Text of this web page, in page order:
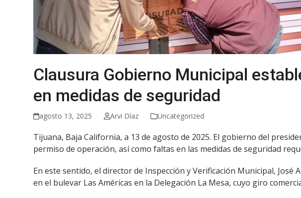
Clausura Gobierno Municipal
en medidas de seguridad
agosto 13, 2025 Arvi Díaz Uncategorized
Tijuana, Baja California, a 13 de agosto de 2025. El gobierno del
permiso de operación, así como faltas en las medidas de seguridad
En este sentido, el director de Inspección y Verificación Municipal,
en el bulevar Las Américas en la Delegación La Mesa, cuyo giro